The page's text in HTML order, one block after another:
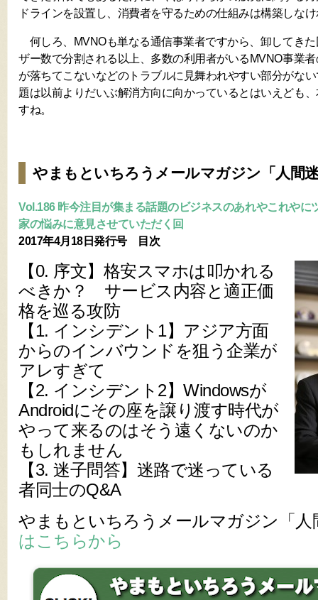
ドラインを設置し、消費者を守るための仕組みは構築しな
何しろ、MVNOも単なる通信事業者ですから、卸してき
ザー数で分割される以上、多数の利用者がいるMVNO事業
が落ちてこないなどのトラブルに見舞われやすい部分がな
題は以前よりだいぶ解消方向に向かっているとはいえども
すね。
やまもといちろうメールマガジン「人間
Vol.186 昨今注目が集まる話題のビジネスのあれやこれやに
家の悩みに意見させていただく回
2017年4月18日発行号 目次
【0. 序文】格安スマホは叩かれる
べきか？ サービス内容と適正価
格を巡る攻防
【1. インシデント1】アジア方面
からのインバウンドを狙う企業が
アレすぎて
【2. インシデント2】Windowsが
Androidにその座を譲り渡す時代が
やって来るのはそう遠くないのか
もしれません
【3. 迷子問答】迷路で迷っている
者同士のQ&A
やまもといちろうメールマガジン「人
はこちらから